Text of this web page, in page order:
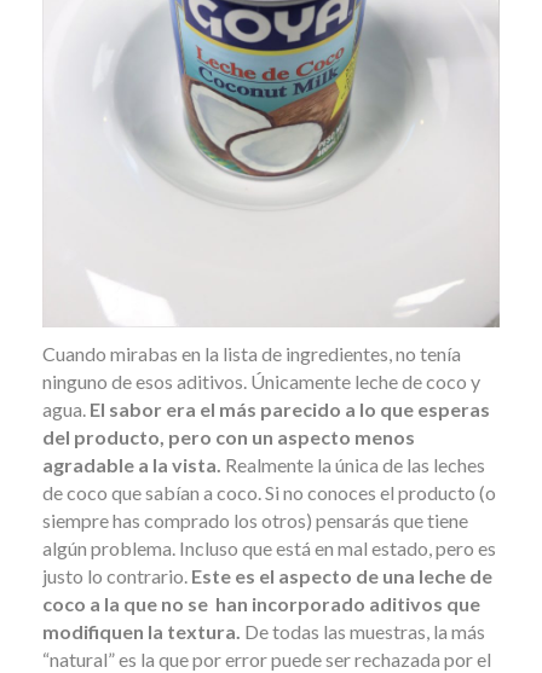
Cuando mirabas en la lista de ingredientes, no tenía
ninguno de esos aditivos. Únicamente leche de coco y
agua. El sabor era el más parecido a lo que esperas
del producto, pero con un aspecto menos
agradable a la vista. Realmente la única de las leches
de coco que sabían a coco.Si no conoces el producto (o
siempre has comprado los otros) pensarás que tiene
algún problema. Incluso que está en mal estado, pero es
justo lo contrario. Este es el aspecto de una leche de
coco a la que no se han incorporado aditivos que
modifiquen la textura. De todas las muestras, la más
“natural” es la que por error puede ser rechazada por el